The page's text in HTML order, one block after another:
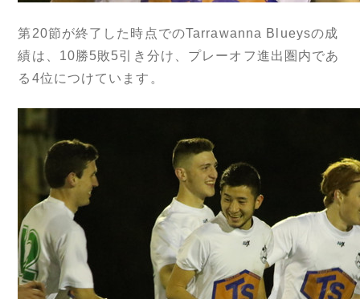
第20節が終了した時点でのTarrawanna Blueysの成
績は、10勝5敗5引き分け、プレーオフ進出圏内であ
る4位につけています。